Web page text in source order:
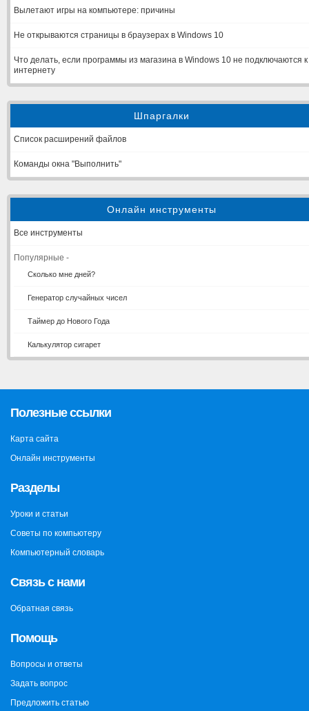
Вылетают игры на компьютере: причины
Не открываются страницы в браузерах в Windows 10
Что делать, если программы из магазина в Windows 10 не подключаются к
интернету
Шпаргалки
Список расширений файлов
Команды окна "Выполнить"
Онлайн инструменты
Все инструменты
Популярные -
Сколько мне дней?
Генератор случайных чисел
Таймер до Нового Года
Калькулятор сигарет
Полезные ссылки
Карта сайта
Онлайн инструменты
Разделы
Уроки и статьи
Советы по компьютеру
Компьютерный словарь
Связь с нами
Обратная связь
Помощь
Вопросы и ответы
Задать вопрос
Предложить статью